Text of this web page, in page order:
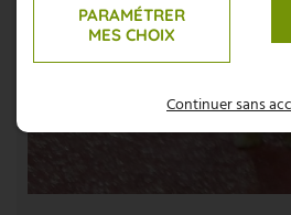
PARAMÉTRER
MES CHOIX
Continuer sans